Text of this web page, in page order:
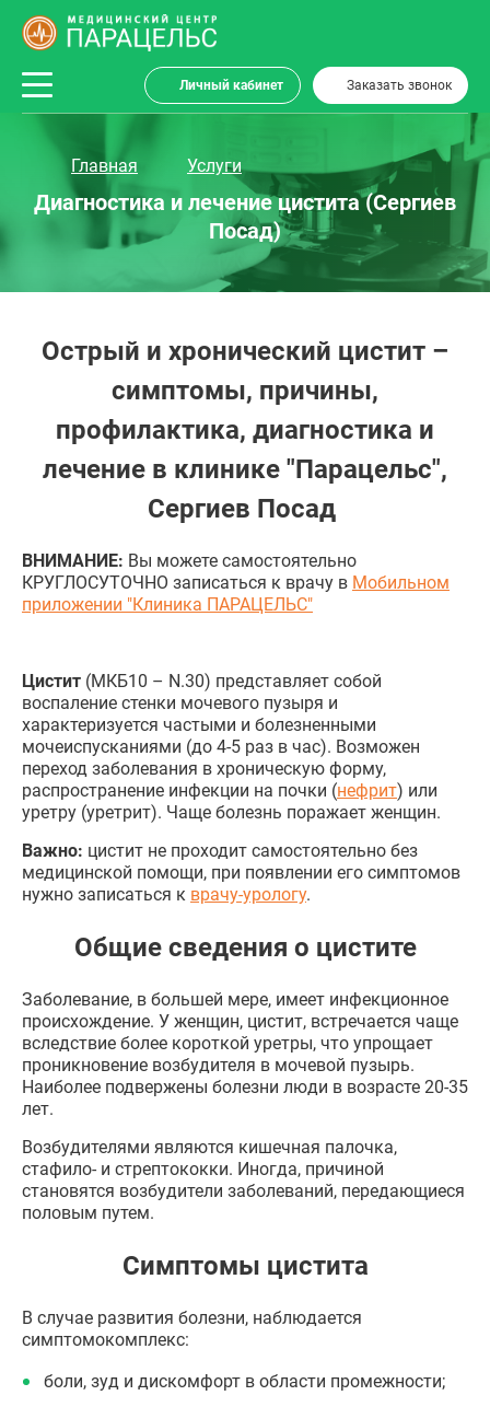
Личный кабинет Заказать звонок
Главная Услуги
Диагностика и лечение цистита (Сергиев
Посад)
Острый и хронический цистит –
симптомы, причины,
профилактика, диагностика и
лечение в клинике "Парацельс",
Сергиев Посад
ВНИМАНИЕ: Вы можете самостоятельно
КРУГЛОСУТОЧНО записаться к врачу в Мобильном
приложении "Клиника ПАРАЦЕЛЬС"
Цистит (МКБ10 – N.30) представляет собой
воспаление стенки мочевого пузыря и
характеризуется частыми и болезненными
мочеиспусканиями (до 4-5 раз в час). Возможен
переход заболевания в хроническую форму,
распространение инфекции на почки (нефрит) или
уретру (уретрит). Чаще болезнь поражает женщин.
Важно: цистит не проходит самостоятельно без
медицинской помощи, при появлении его симптомов
нужно записаться к врачу-урологу.
Общие сведения о цистите
Заболевание, в большей мере, имеет инфекционное
происхождение. У женщин, цистит, встречается чаще
вследствие более короткой уретры, что упрощает
проникновение возбудителя в мочевой пузырь.
Наиболее подвержены болезни люди в возрасте 20-35
лет.
Возбудителями являются кишечная палочка,
стафило- и стрептококки. Иногда, причиной
становятся возбудители заболеваний, передающиеся
половым путем.
Симптомы цистита
В случае развития болезни, наблюдается
симптомокомплекс:
боли, зуд и дискомфорт в области промежности;